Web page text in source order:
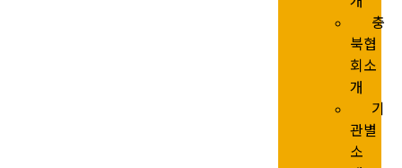
충
북협
회소
개
기
관별
소